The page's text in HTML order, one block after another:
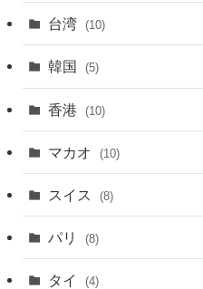
台湾 (10)
韓国 (5)
香港 (10)
マカオ (10)
スイス (8)
パリ (8)
タイ (4)